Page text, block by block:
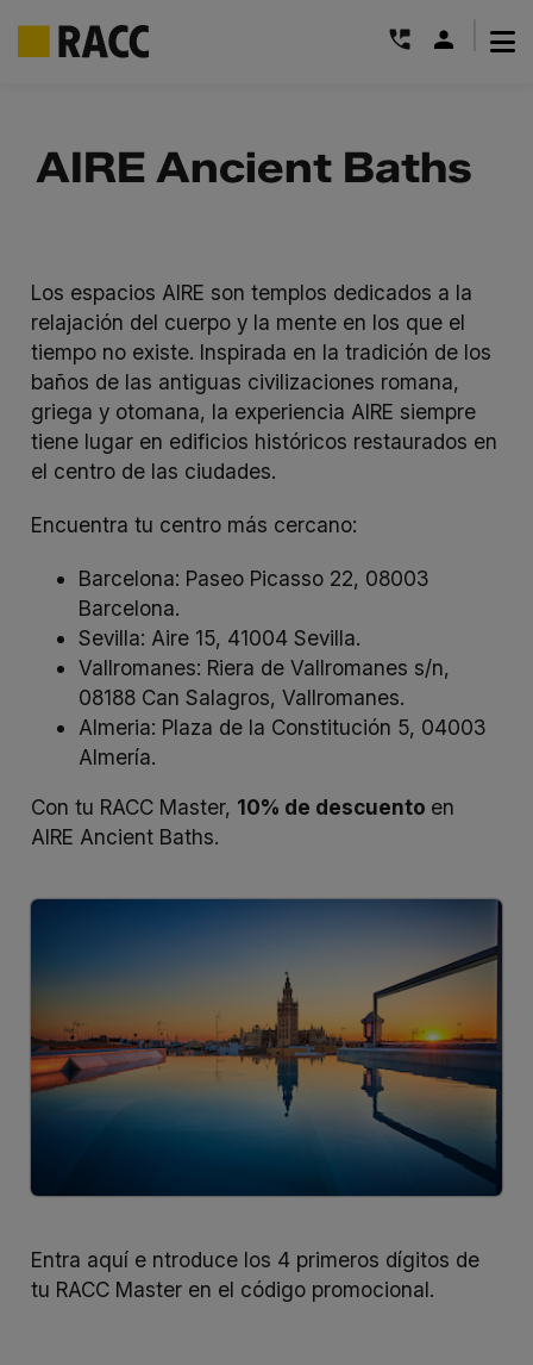
contenido
AIRE Ancient Baths
Los espacios AIRE son templos dedicados a la
relajación del cuerpo y la mente en los que el
tiempo no existe. Inspirada en la tradición de los
baños de las antiguas civilizaciones romana,
griega y otomana, la experiencia AIRE siempre
tiene lugar en edificios históricos restaurados en
el centro de las ciudades.
Encuentra tu centro más cercano:
Barcelona: Paseo Picasso 22, 08003
Barcelona.
Sevilla: Aire 15, 41004 Sevilla.
Vallromanes: Riera de Vallromanes s/n,
08188 Can Salagros, Vallromanes.
Almeria: Plaza de la Constitución 5, 04003
Almería.
Con tu RACC Master, 10% de descuento en
AIRE Ancient Baths.
Entra aquíe ntroduce los 4 primeros dígitos de
tu RACC Master en el código promocional.